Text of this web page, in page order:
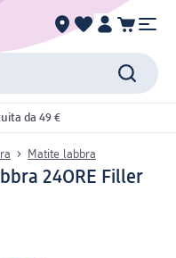
da 49 €
Matite labbra
24ORE Filler